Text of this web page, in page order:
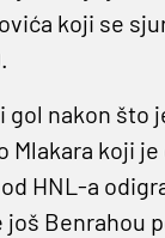
koji se
gol nakon što
Mlakara koji
HNL-a
još Benrahou